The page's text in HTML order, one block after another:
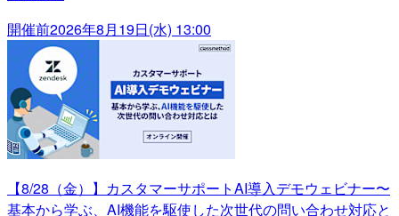
開催前2026年8月19日(水) 13:00
【8/28（金）】カスタマーサポートAI導入デモウェビナー〜
基本から学ぶ、AI機能を駆使した次世代の問い合わせ対応と